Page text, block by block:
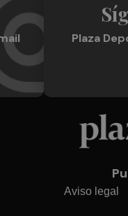
Plaza
Aviso legal